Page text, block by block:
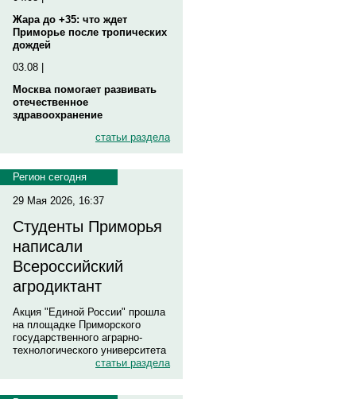
Жара до +35: что ждет
Приморье после тропических
дождей
03.08 |
Москва помогает развивать
отечественное
здравоохранение
статьи раздела
Регион сегодня
29 Мая 2026, 16:37
Студенты Приморья
написали
Всероссийский
агродиктант
Акция "Единой России" прошла
на площадке Приморского
государственного аграрно-
технологического университета
статьи раздела